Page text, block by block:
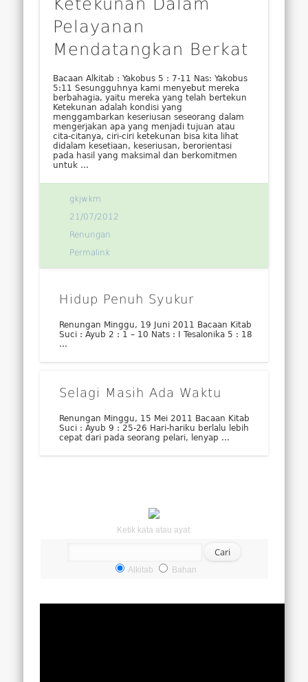
Pelayanan
Mendatangkan Berkat
Bacaan Alkitab : Yakobus 5 : 7-11 Nas: Yakobus
5:11 Sesungguhnya kami menyebut mereka
berbahagia, yaitu mereka yang telah bertekun
Ketekunan adalah kondisi yang
menggambarkan keseriusan seseorang dalam
mengerjakan apa yang menjadi tujuan atau
cita-citanya, ciri-ciri ketekunan bisa kita lihat
didalam kesetiaan, keseriusan, berorientasi
pada hasil yang maksimal dan berkomitmen
untuk …
gkjwkm
21/07/2012
Renungan
Permalink
Hidup Penuh Syukur
Renungan Minggu, 19 Juni 2011 Bacaan Kitab
Suci : Ayub 2 : 1 – 10 Nats : I Tesalonika 5 : 18
…
Selagi Masih Ada Waktu
Renungan Minggu, 15 Mei 2011 Bacaan Kitab
Suci : Ayub 9 : 25-26 Hari-hariku berlalu lebih
cepat dari pada seorang pelari, lenyap …
Ketik kata atau ayat:
Alkitab Bahan